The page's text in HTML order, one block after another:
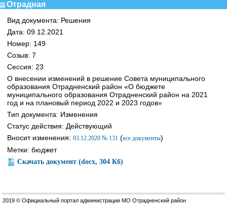
Отрадная
Вид документа: Решения
Дата: 09.12.2021
Номер: 149
Созыв: 7
Сессия: 23
О внесении изменений в решение Совета муниципального
образования Отрадненский район «О бюджете
муниципального образования Отрадненский район на 2021
год и на плановый период 2022 и 2023 годов»
Тип документа: Изменения
Статус действия: Действующий
Вносит изменения: 03.12.2020 № 131 (все документы)
Метки: бюджет
Скачать документ (docx, 304 Кб)
2019 © Официальный портал администрации МО Отрадненский район